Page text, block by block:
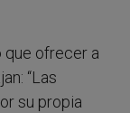
que ofrecer a
“Las
su propia